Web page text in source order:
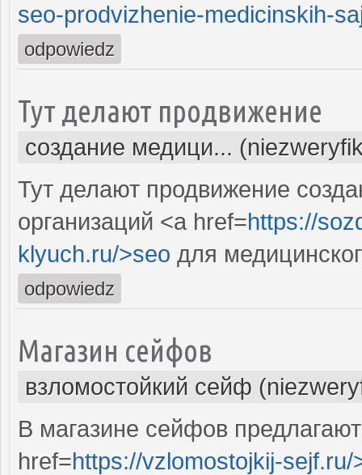
seo-prodvizhenie-medicinskih-
odpowiedz
Тут делают продвижение
создание медици...
Тут делают продвижение
организаций <a href=https://
klyuch.ru/>seo для
odpowiedz
Магазин сейфов
взломостойкий сейф
В магазине сейфов
href=https://vzlomostojkij-sejf.ru/